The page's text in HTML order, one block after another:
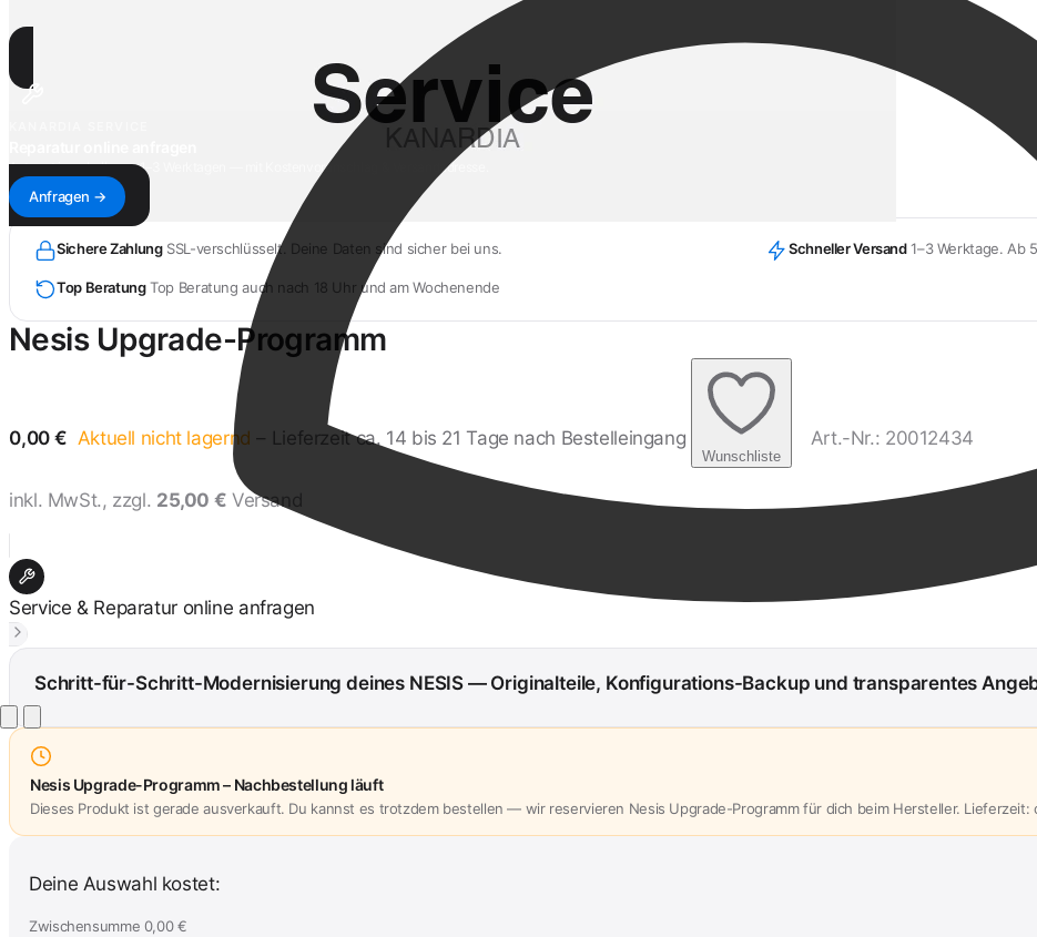
Antwort innerhalb von 1–3 Werktagen — mit Kostenvoranschlag & Versandadresse.
Anfragen →
Sichere Zahlung SSL-verschlüsselt. Deine Daten sind sicher bei uns. Schneller Versand 1–3 Werktage. Ab
Top Beratung Top Beratung auch nach 18 Uhr und am Wochenende
Nesis Upgrade-Programm
0,00 € Aktuell nicht lagernd – Lieferzeit ca. 14 bis 21 Tage nach Bestelleingang
Wunschliste
Art.-Nr.: 20012434
inkl. MwSt., zzgl. 25,00 € Versand
Service & Reparatur online anfragen
Schritt-für-Schritt-Modernisierung deines NESIS — Originalteile, Konfigurations-Backup und transparentes
Nesis Upgrade-Programm – Nachbestellung läuft
Dieses Produkt ist gerade ausverkauft. Du kannst es trotzdem bestellen — wir reservieren Nesis Upgrade-Programm für dich beim Hersteller. Lieferzeit:
Deine Auswahl kostet:
Zwischensumme 0,00 €